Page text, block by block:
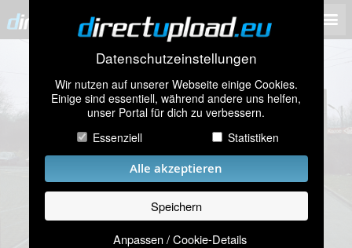
Datenschutzeinstellungen
Wir nutzen auf unserer Webseite einige Cookies.
Einige sind essentiell, während andere uns helfen,
unser Portal für dich zu verbessern.
Essenziell
Statistiken
Alle akzeptieren
Speichern
Anpassen / Cookie-Details